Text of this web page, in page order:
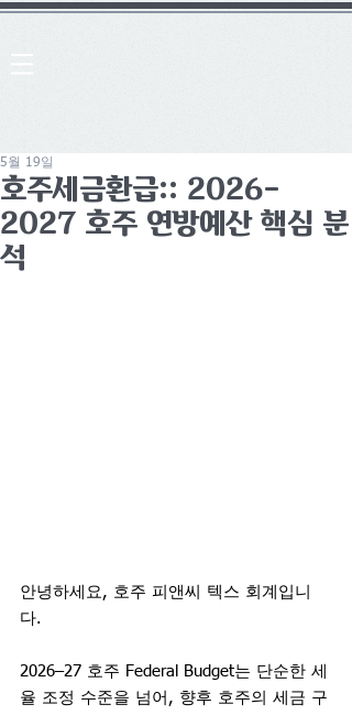
호주세금환급:: 2026–
2027 호주 연방예산 핵심 분
석
5월 19일
안녕하세요, 호주 피앤씨 텍스 회계입니
다.
2026–27 호주 Federal Budget는 단순한 세
율 조정 수준을 넘어, 향후 호주의 세금 구